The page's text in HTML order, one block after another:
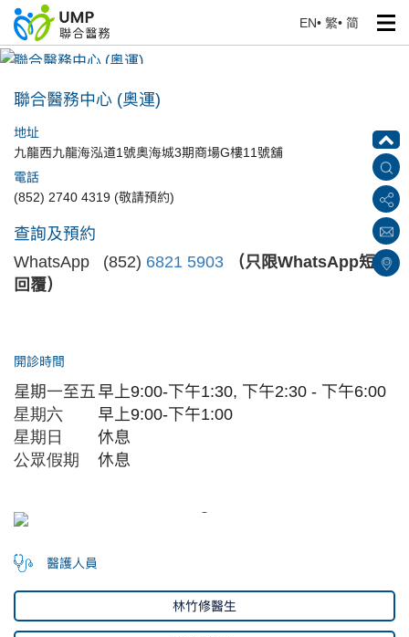
EN• 繁• 简
聯合醫務中心 (奧運)
聯合醫務中心 (奧運)
地址
九龍西九龍海泓道1號奧海城3期商場G樓11號舖
電話
(852) 2740 4319 (敬請預約)
查詢及預約
WhatsApp (852) 6821 5903
（只限WhatsApp短訊
回覆）
開診時間
星期一至五 早上9:00-下午1:30, 下午2:30 - 下午6:00
星期六
早上9:00-下午1:00
星期日
休息
公眾假期
休息
醫護人員
林竹修醫生